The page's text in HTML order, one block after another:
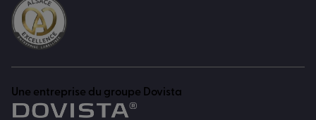
Une entreprise du groupe Dovista